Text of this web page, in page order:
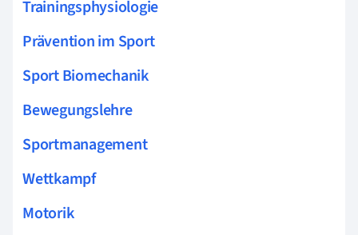
Trainingsphysiologie
Prävention im Sport
Sport Biomechanik
Bewegungslehre
Sportmanagement
Wettkampf
Motorik